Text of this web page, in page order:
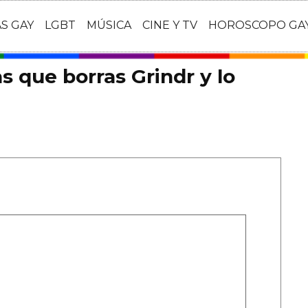
GAY LGBT MÚSICA CINE Y TV HOROSCOPO
que borras Grindr y lo